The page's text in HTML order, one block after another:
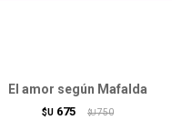
El amor según Mafalda
$U 675 $U 750